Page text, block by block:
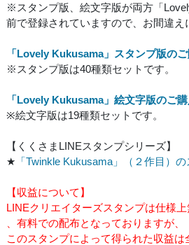
※スタンプ版、絵文字版が両方「
前で登録されていますので、お間違え
「Lovely Kukusama」スタンプ版の
※スタンプ版は40種類セットです。
「Lovely Kukusama」絵文字版のご
※絵文字版は19種類セットです。
【くくさまLINEスタンプシリーズ】
★ 「Twinkle Kukusama」（２作目）
【収益について】
LINEクリエイターズスタンプは仕様
、有料での配布となっておりますが、
このスタンプによって得られた収益は